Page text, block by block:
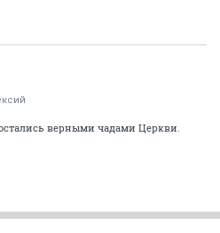
верными чадами Церкви.